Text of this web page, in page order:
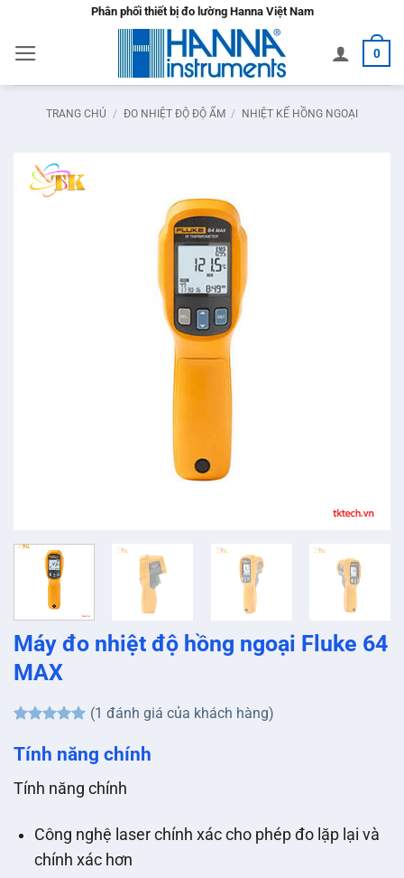
nội
dung
Phân phối thiết bị đo lường Hanna Việt Nam
0
TRANG CHỦ / ĐO NHIỆT ĐỘ ĐỘ ẨM / NHIỆT KẾ HỒNG NGOẠI
Máy đo nhiệt độ hồng ngoại Fluke 64
MAX
dựa trên
đánh giá
(1 đánh giá của khách hàng)
Tính năng chính
Tính năng chính
Công nghệ laser chính xác cho phép đo lặp lại và
chính xác hơn